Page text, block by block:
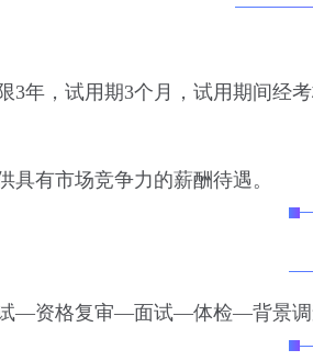
3年，试用期3个月，试用期间经
具有市场竞争力的薪酬待遇。
—资格复审—面试—体检—背景